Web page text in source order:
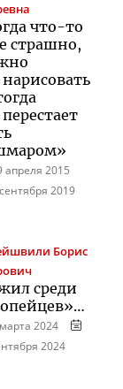
что-то
страшно,
нарисовать
апреля 2015
2019
Борис
среди
2024
2024